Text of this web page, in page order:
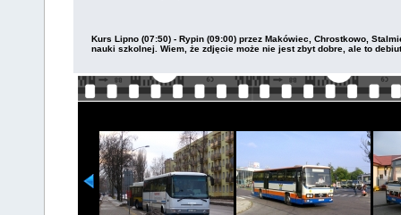
Kurs Lipno (07:50) - Rypin (09:00) przez Makówiec, Chrostkowo,
nauki szkolnej. Wiem, że zdjęcie może nie jest zbyt dobre, ale to